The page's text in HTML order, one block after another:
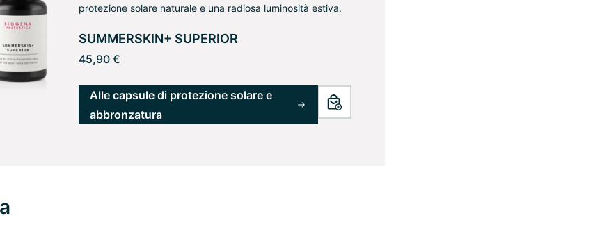
protezione solare naturale e una radiosa luminosità estiva.
SUMMERSKIN+ SUPERIOR
45,90 €
Alle capsule di protezione solare e
abbronzatura